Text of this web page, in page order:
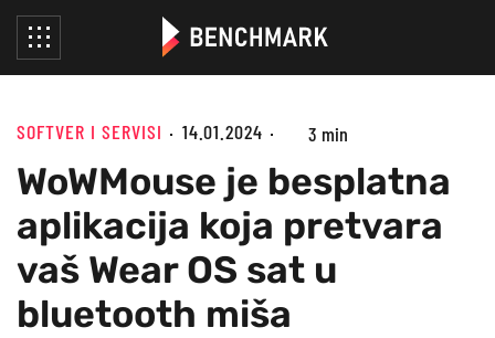
SOFTVER I SERVISI 14.01.2024 3 min
WoWMouse je besplatna
aplikacija koja pretvara
vaš Wear OS sat u
bluetooth miša